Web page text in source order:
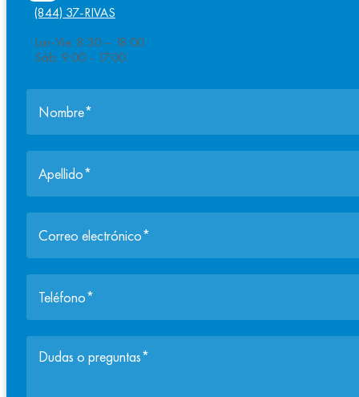
(844) 37-RIVAS
Lun-Vie: 8:30 – 18:00
Sáb: 9:00 - 17:00